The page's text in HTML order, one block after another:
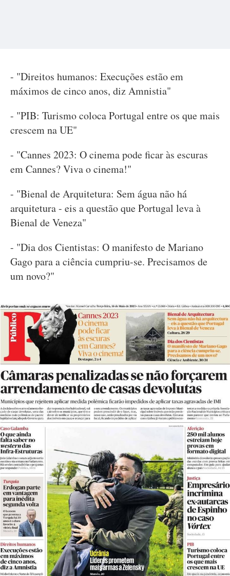
- "Direitos humanos: Execuções estão em
máximos de cinco anos, diz Amnistia"
- "PIB: Turismo coloca Portugal entre os que mais
crescem na UE"
- "Cannes 2023: O cinema pode ficar às escuras
em Cannes? Viva o cinema!"
- "Bienal de Arquitetura: Sem água não há
arquitetura - eis a questão que Portugal leva à
Bienal de Veneza"
- "Dia dos Cientistas: O manifesto de Mariano
Gago para a ciência cumpriu-se. Precisamos de
um novo?"